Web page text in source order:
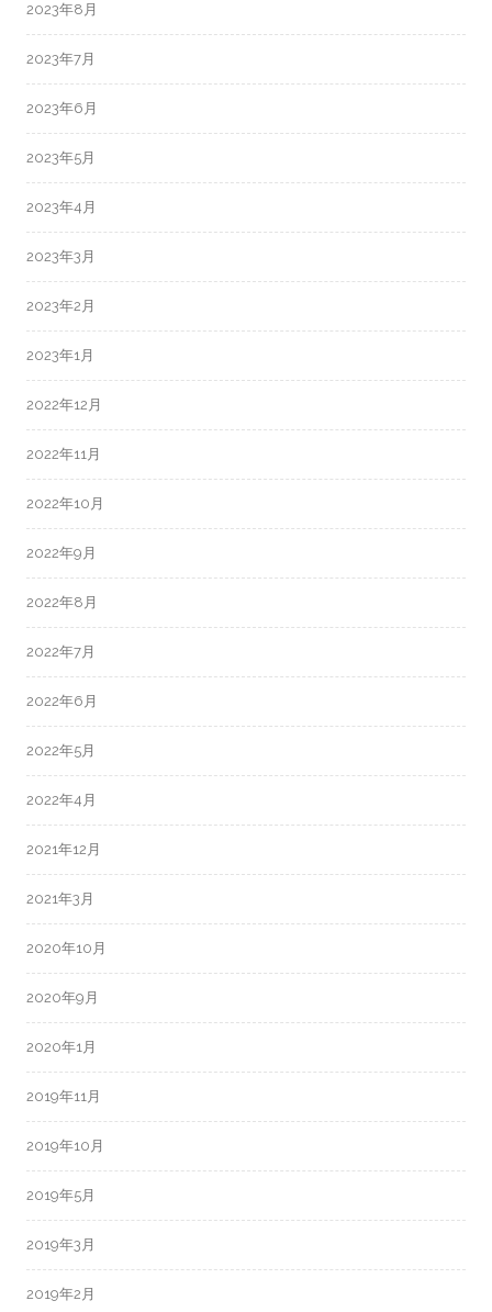
2023年8月
2023年7月
2023年6月
2023年5月
2023年4月
2023年3月
2023年2月
2023年1月
2022年12月
2022年11月
2022年10月
2022年9月
2022年8月
2022年7月
2022年6月
2022年5月
2022年4月
2021年12月
2021年3月
2020年10月
2020年9月
2020年1月
2019年11月
2019年10月
2019年5月
2019年3月
2019年2月